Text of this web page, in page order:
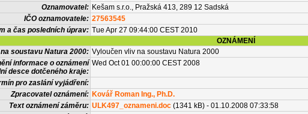
Oznamovatel: Kešam s.r.o., Pražská 413, 289 12 Sadská
IČO oznamovatele: 27563545
a čas posledních úprav: Tue Apr 27 09:44:00 CEST 2010
OZNÁMENÍ
soustavu Natura 2000: Vyloučen vliv na soustavu Natura 2000
informace o oznámení
desce dotčeného kraje:
Wed Oct 01 00:00:00 CEST 2008
pro zaslání vyjádření:
Zpracovatel oznámení: Kovář Roman Ing., Ph.D.
Text oznámení záměru: ULK497_oznameni.doc (1341 kB) - 01.10.2008 07:33:58